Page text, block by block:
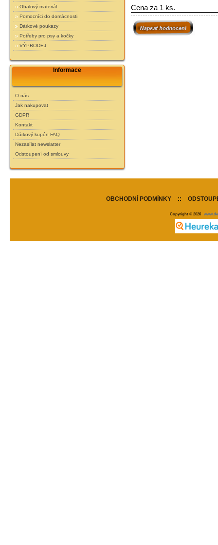
Obalový materiál
Pomocníci do domácnosti
Dárkové poukazy
Potřeby pro psy a kočky
VÝPRODEJ
Informace
O nás
Jak nakupovat
GDPR
Kontakt
Dárkový kupón FAQ
Nezasílat newslatter
Odstoupení od smlouvy
Cena za 1 ks.
OBCHODNÍ PODMÍNKY ::
Copyright © 2026